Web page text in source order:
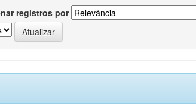
registros por